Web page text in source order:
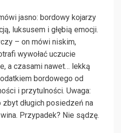
jasno: bordowy kojarzy
luksusem i głębią emocji.
– on mówi niskim,
wywołać uczucie
a czasami nawet… lekką
bordowego od
i przytulności. Uwaga:
długich posiedzeń na
Przypadek? Nie sądzę.